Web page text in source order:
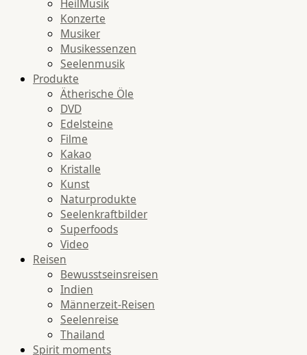
HeilMusik
Konzerte
Musiker
Musikessenzen
Seelenmusik
Produkte
Ätherische Öle
DVD
Edelsteine
Filme
Kakao
Kristalle
Kunst
Naturprodukte
Seelenkraftbilder
Superfoods
Video
Reisen
Bewusstseinsreisen
Indien
Männerzeit-Reisen
Seelenreise
Thailand
Spirit moments